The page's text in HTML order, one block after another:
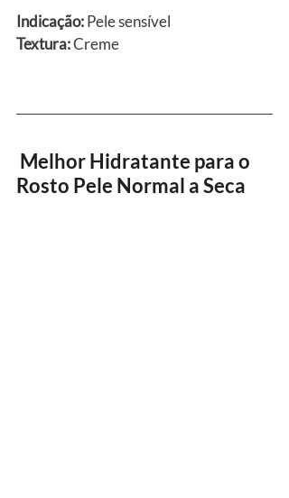
Indicação: Pele sensível
Textura: Creme
Rosto Pele Normal a Seca